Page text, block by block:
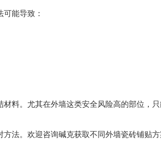
能导致：
料。尤其在外墙这类安全风险高的部位，
法。欢迎咨询碱克获取不同外墙瓷砖铺贴